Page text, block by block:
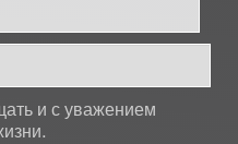
и с уважением